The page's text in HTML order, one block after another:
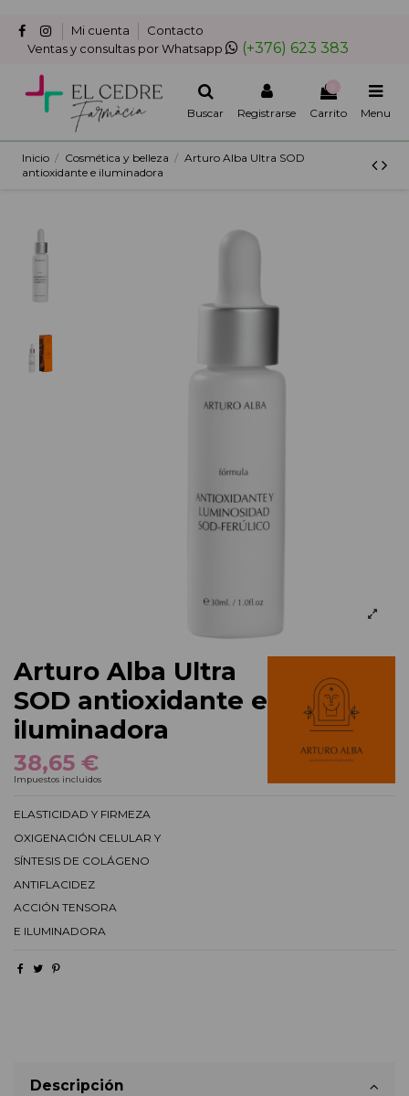
Mi cuenta
Contacto
Ventas y consultas por Whatsapp
(+376) 623 383
Buscar Registrarse Carrito Menu
Inicio Cosmética y belleza
Arturo Alba Ultra SOD
antioxidante e iluminadora
Arturo Alba Ultra
SOD antioxidante e
iluminadora
38,65 €
Impuestos incluidos
ELASTICIDAD Y FIRMEZA
OXIGENACIÓN CELULAR Y
SÍNTESIS DE COLÁGENO
ANTIFLACIDEZ
ACCIÓN TENSORA
E ILUMINADORA
Descripción